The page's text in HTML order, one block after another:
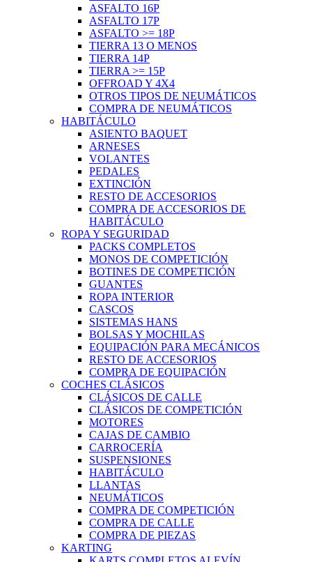
ASFALTO 16P
ASFALTO 17P
ASFALTO >= 18P
TIERRA 13 O MENOS
TIERRA 14P
TIERRA >= 15P
OFFROAD Y 4X4
OTROS TIPOS DE NEUMÁTICOS
COMPRA DE NEUMÁTICOS
HABITÁCULO
ASIENTO BAQUET
ARNESES
VOLANTES
PEDALES
EXTINCIÓN
RESTO DE ACCESORIOS
COMPRA DE ACCESORIOS DE
HABITÁCULO
ROPA Y SEGURIDAD
PACKS COMPLETOS
MONOS DE COMPETICIÓN
BOTINES DE COMPETICIÓN
GUANTES
ROPA INTERIOR
CASCOS
SISTEMAS HANS
BOLSAS Y MOCHILAS
EQUIPACIÓN PARA MECÁNICOS
RESTO DE ACCESORIOS
COMPRA DE EQUIPACIÓN
COCHES CLÁSICOS
CLÁSICOS DE CALLE
CLÁSICOS DE COMPETICIÓN
MOTORES
CAJAS DE CAMBIO
CARROCERÍA
SUSPENSIONES
HABITÁCULO
LLANTAS
NEUMÁTICOS
COMPRA DE COMPETICIÓN
COMPRA DE CALLE
COMPRA DE PIEZAS
KARTING